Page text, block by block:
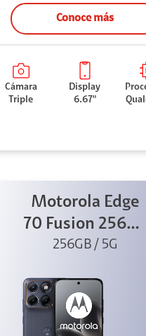
Conoce más
Cámara
Triple
Display
6.67"
Motorola Edge
70 Fusion 256GB
Azul
256GB / 5G